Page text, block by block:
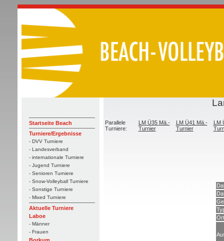
Startseite Beach
Turniere/Ergebnisse
- DVV Turniere
- Landesverband
- internationale Turniere
- Jugend Turniere
- Senioren Turniere
- Snow-Volleyball Turniere
- Sonstige Turniere
- Mixed Turniere
Aktuelle Turniere
Laboe
- Männer
- Frauen
Parallele
Turniere:
LM Ü35 Mä.-
Turnier
LM Ü41 Mä.-
Turnier
LM
Ort